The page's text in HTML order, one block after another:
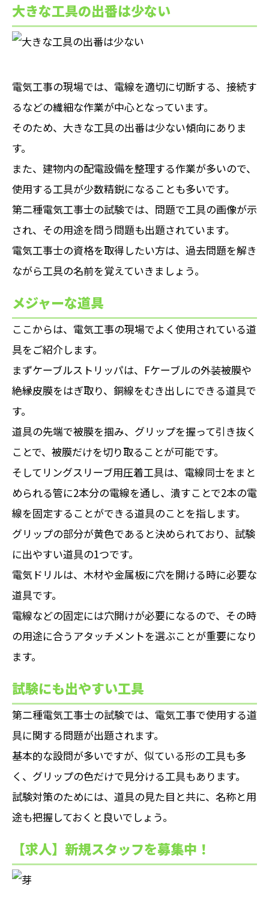
大きな工具の出番は少ない
電気工事の現場では、電線を適切に切断する、接続す
るなどの繊細な作業が中心となっています。
そのため、大きな工具の出番は少ない傾向にありま
す。
また、建物内の配電設備を整理する作業が多いので、
使用する工具が少数精鋭になることも多いです。
第二種電気工事士の試験では、問題で工具の画像が示
され、その用途を問う問題も出題されています。
電気工事士の資格を取得したい方は、過去問題を解き
ながら工具の名前を覚えていきましょう。
メジャーな道具
ここからは、電気工事の現場でよく使用されている道
具をご紹介します。
まずケーブルストリッパは、Fケーブルの外装被膜や
絶縁皮膜をはぎ取り、銅線をむき出しにできる道具で
す。
道具の先端で被膜を掴み、グリップを握って引き抜く
ことで、被膜だけを切り取ることが可能です。
そしてリングスリーブ用圧着工具は、電線同士をまと
められる管に2本分の電線を通し、潰すことで2本の電
線を固定することができる道具のことを指します。
グリップの部分が黄色であると決められており、試験
に出やすい道具の1つです。
電気ドリルは、木材や金属板に穴を開ける時に必要な
道具です。
電線などの固定には穴開けが必要になるので、その時
の用途に合うアタッチメントを選ぶことが重要になり
ます。
試験にも出やすい工具
第二種電気工事士の試験では、電気工事で使用する道
具に関する問題が出題されます。
基本的な設問が多いですが、似ている形の工具も多
く、グリップの色だけで見分ける工具もあります。
試験対策のためには、道具の見た目と共に、名称と用
途も把握しておくと良いでしょう。
【求人】新規スタッフを募集中！